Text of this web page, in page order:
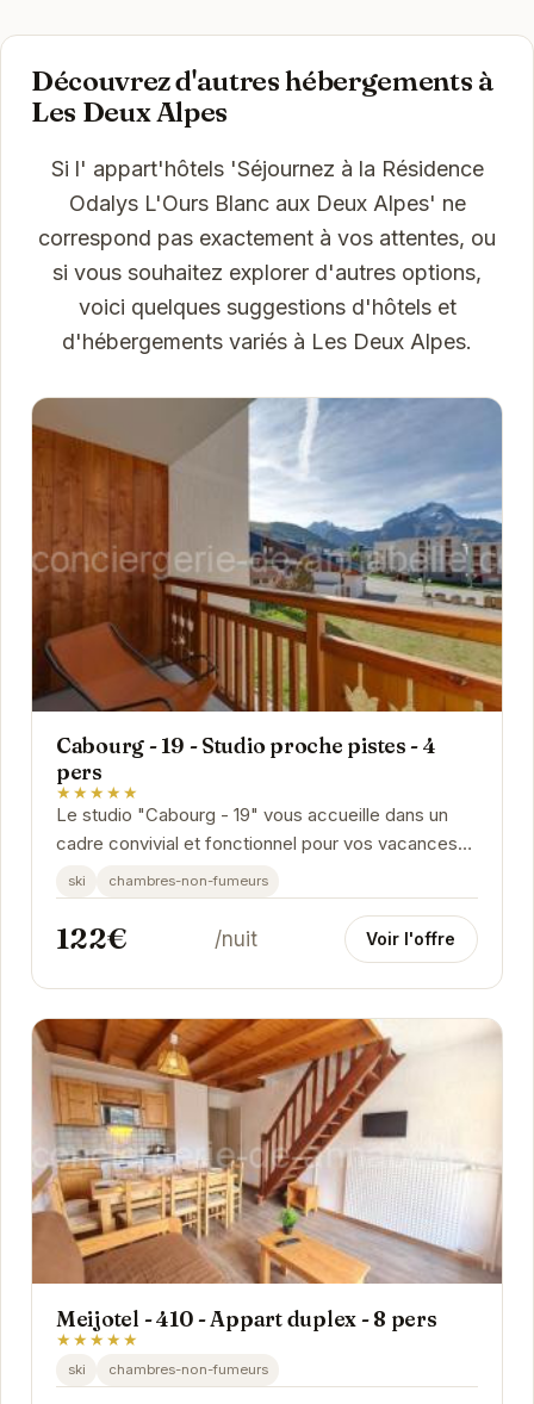
Découvrez d'autres hébergements à
Les Deux Alpes
Si l' appart'hôtels 'Séjournez à la Résidence
Odalys L'Ours Blanc aux Deux Alpes' ne
correspond pas exactement à vos attentes, ou
si vous souhaitez explorer d'autres options,
voici quelques suggestions d'hôtels et
d'hébergements variés à Les Deux Alpes.
Cabourg - 19 - Studio proche pistes - 4
pers
★★★★★
Le studio "Cabourg - 19" vous accueille dans un
cadre convivial et fonctionnel pour vos vacances
aux Deux Alpes. Sa situation privilégiée proche...
ski chambres-non-fumeurs
122€ /nuit Voir l'offre
Meijotel - 410 - Appart duplex - 8 pers
★★★★★
ski chambres-non-fumeurs